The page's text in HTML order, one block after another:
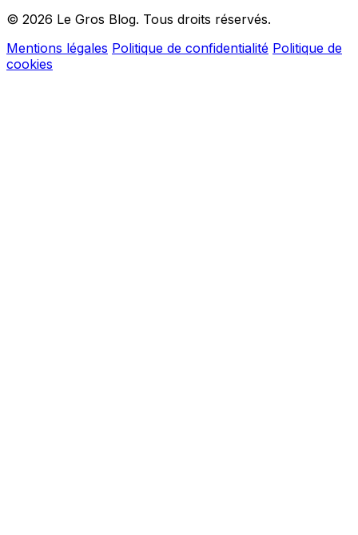
© 2026 Le Gros Blog. Tous droits réservés.
Mentions légales Politique de confidentialité Politique de
cookies